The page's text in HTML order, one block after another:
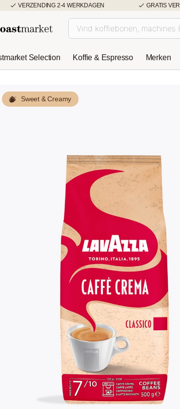
VERZENDING 2-4 WERKDAGEN GRATIS
Selection Koffie & Espresso Merken
Sweet & Creamy